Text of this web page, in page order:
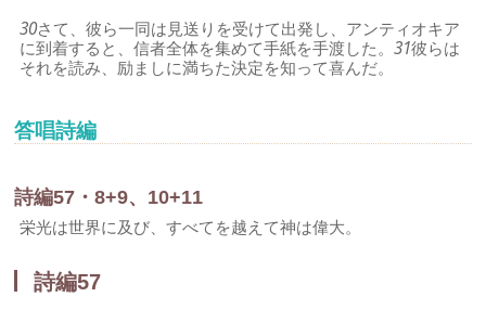
30さて、彼ら一同は見送りを受けて出発し、アンティオキア
に到着すると、信者全体を集めて手紙を手渡した。31彼らは
それを読み、励ましに満ちた決定を知って喜んだ。
答唱詩編
詩編57・8+9、10+11
栄光は世界に及び、すべてを越えて神は偉大。
詩編57